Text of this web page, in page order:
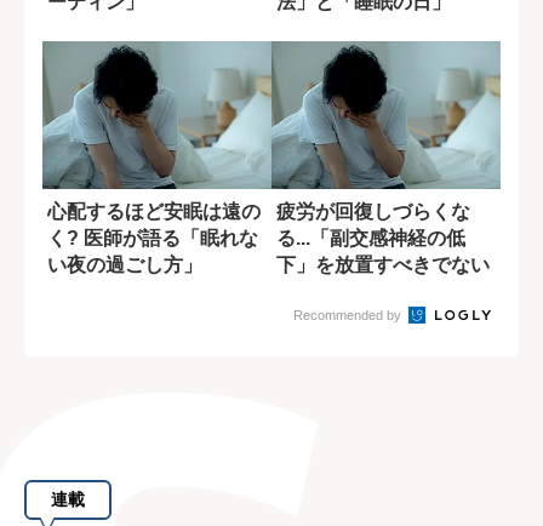
心配するほど安眠は遠の
く? 医師が語る「眠れな
い夜の過ごし方」
疲労が回復しづらくな
る...「副交感神経の低
下」を放置すべきでない
Recommended by
連載